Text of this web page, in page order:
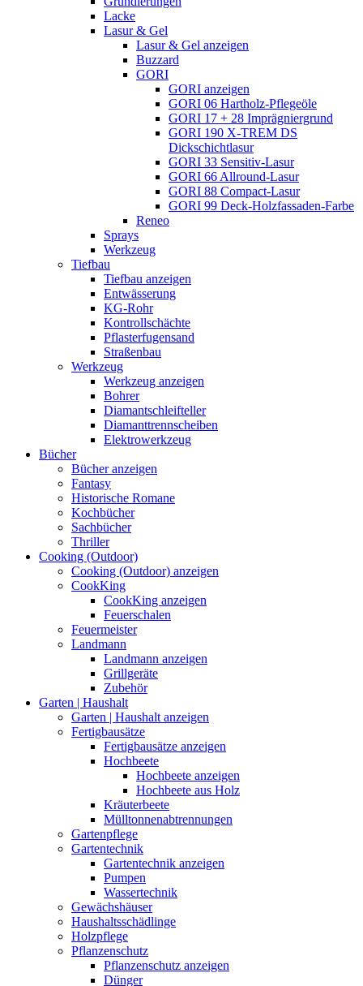
Lacke
Lasur & Gel
Lasur & Gel anzeigen
Buzzard
GORI
GORI anzeigen
GORI 06 Hartholz-Pflegeöle
GORI 17 + 28 Imprägniergrund
GORI 190 X-TREM DS
Dickschichtlasur
GORI 33 Sensitiv-Lasur
GORI 66 Allround-Lasur
GORI 88 Compact-Lasur
GORI 99 Deck-Holzfassaden-Farbe
Reneo
Sprays
Werkzeug
Tiefbau
Tiefbau anzeigen
Entwässerung
KG-Rohr
Kontrollschächte
Pflasterfugensand
Straßenbau
Werkzeug
Werkzeug anzeigen
Bohrer
Diamantschleifteller
Diamanttrennscheiben
Elektrowerkzeug
Bücher
Bücher anzeigen
Fantasy
Historische Romane
Kochbücher
Sachbücher
Thriller
Cooking (Outdoor)
Cooking (Outdoor) anzeigen
CookKing
CookKing anzeigen
Feuerschalen
Feuermeister
Landmann
Landmann anzeigen
Grillgeräte
Zubehör
Garten | Haushalt
Garten | Haushalt anzeigen
Fertigbausätze
Fertigbausätze anzeigen
Hochbeete
Hochbeete anzeigen
Hochbeete aus Holz
Kräuterbeete
Mülltonnenabtrennungen
Gartenpflege
Gartentechnik
Gartentechnik anzeigen
Pumpen
Wassertechnik
Gewächshäuser
Haushaltsschädlinge
Holzpflege
Pflanzenschutz
Pflanzenschutz anzeigen
Dünger